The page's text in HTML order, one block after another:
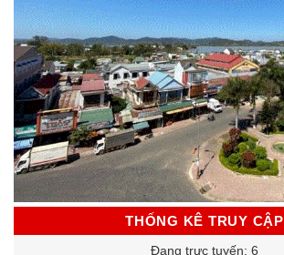
THỐNG KÊ TRUY CẬP
Đang trực tuyến: 6